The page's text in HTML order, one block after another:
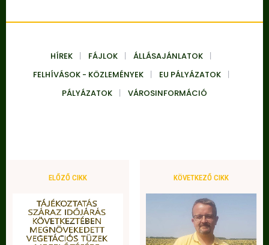
HÍREK FÁJLOK
ÁLLÁSAJÁNLATOK
FELHÍVÁSOK - KÖZLEMÉNYEK
EU PÁLYÁZATOK
PÁLYÁZATOK
VÁROSINFORMÁCIÓ
ELŐZŐ CIKK KÖVETKEZŐ CIKK